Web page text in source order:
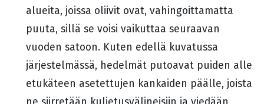
alueita, joissa oliivit ovat, vahingoittamatta
puuta, sillä se voisi vaikuttaa seuraavan
vuoden satoon. Kuten edellä kuvatussa
järjestelmässä, hedelmät putoavat puiden alle
etukäteen asetettujen kankaiden päälle, joista